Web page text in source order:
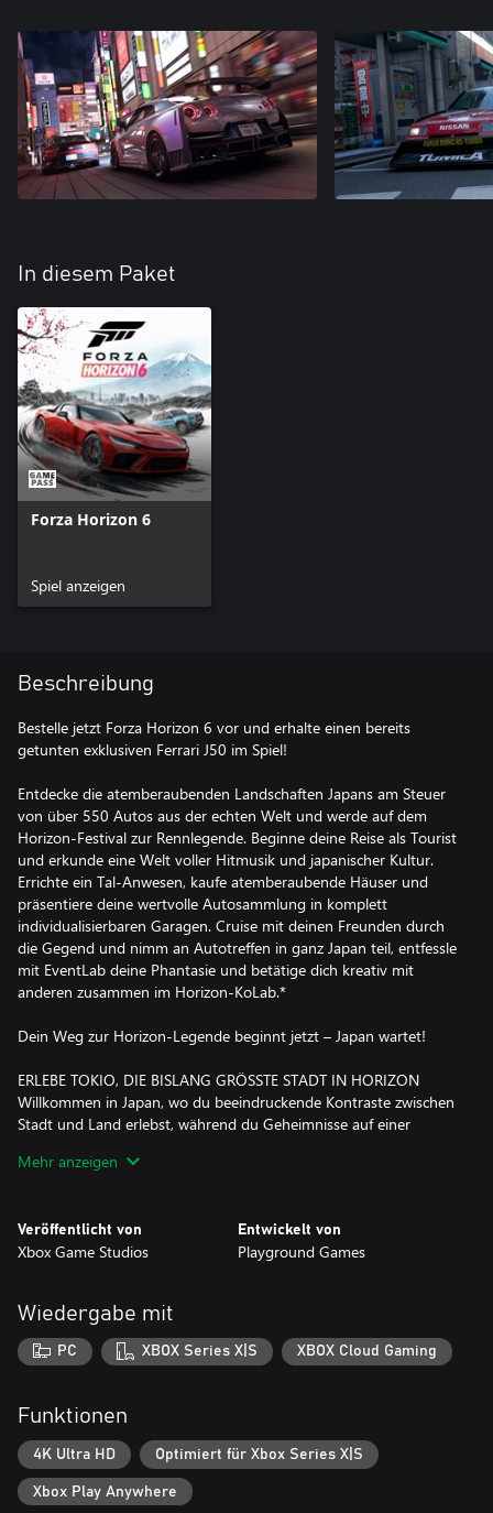
In diesem Paket
Forza Horizon 6
Spiel anzeigen
Beschreibung
Bestelle jetzt Forza Horizon 6 vor und erhalte einen bereits
getunten exklusiven Ferrari J50 im Spiel!
Entdecke die atemberaubenden Landschaften Japans am Steuer
von über 550 Autos aus der echten Welt und werde auf dem
Horizon-Festival zur Rennlegende. Beginne deine Reise als Tourist
und erkunde eine Welt voller Hitmusik und japanischer Kultur.
Errichte ein Tal-Anwesen, kaufe atemberaubende Häuser und
präsentiere deine wertvolle Autosammlung in komplett
individualisierbaren Garagen. Cruise mit deinen Freunden durch
die Gegend und nimm an Autotreffen in ganz Japan teil, entfessle
mit EventLab deine Phantasie und betätige dich kreativ mit
anderen zusammen im Horizon-KoLab.*
Dein Weg zur Horizon-Legende beginnt jetzt – Japan wartet!
ERLEBE TOKIO, DIE BISLANG GRÖSSTE STADT IN HORIZON
Willkommen in Japan, wo du beeindruckende Kontraste zwischen
Stadt und Land erlebst, während du Geheimnisse auf einer
Höhenmetern, Biomen und spektakulären Fahrerlebnissen
Industriegebieten von Tokio heraus – dem bislang größten
Stadtgebiet in einem Forza Horizon-Spiel und einer Heimat für
TAUCHE EIN IN DIE JAPANISCHE AUTOKULTUR
Fahre über 550 Echtwelt-Autos, einschließlich heißgeliebter JDM-
Klassiker, und genieße dabei realistische Motorgeräusche und
von 540°. Sammle bei deiner Erkundung Japans besondere, mit
suche seltene Aftermarkt-Wägen, die sich testen und kaufen
lassen. Auf deinem Weg zur Berühmtheit wirst du auf die
Legenden des Horizon-Festivals treffen, an Touge-Rennen
Mehr anzeigen
Veröffentlicht von
Xbox Game Studios
Entwickelt von
Playground Games
Wiedergabe mit
PC XBOX Series X|S XBOX Cloud Gaming
Funktionen
4K Ultra HD Optimiert für Xbox Series X|S
Xbox Play Anywhere